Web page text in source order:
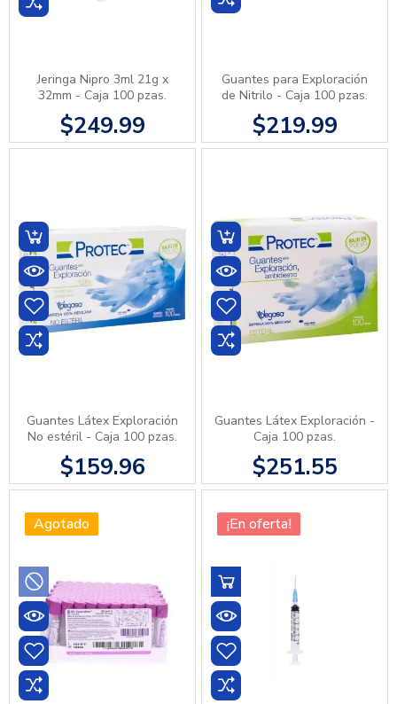
Jeringa Nipro 3ml 21g x
32mm - Caja 100 pzas.
$249.99
Guantes para Exploración
de Nitrilo - Caja 100 pzas.
$219.99
Guantes Látex Exploración
No estéril - Caja 100 pzas.
$159.96
Guantes Látex Exploración -
Caja 100 pzas.
$251.55
Agotado ¡En oferta!